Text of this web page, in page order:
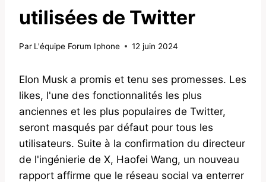
utilisées de Twitter
Par L'équipe Forum Iphone 12 juin 2024
Elon Musk a promis et tenu ses promesses. Les
likes, l'une des fonctionnalités les plus
anciennes et les plus populaires de Twitter,
seront masqués par défaut pour tous les
utilisateurs. Suite à la confirmation du directeur
de l'ingénierie de X, Haofei Wang, un nouveau
rapport affirme que le réseau social va enterrer